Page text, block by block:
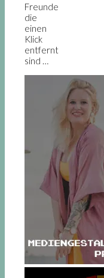
Freunde
die
einen
Klick
entfernt
sind …